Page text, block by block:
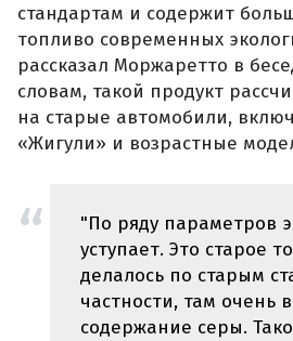
стандартам и содержит
топливо современных
рассказал Моржаретто в
словам, такой продукт
на старые автомобили,
«Жигули» и возрастные
"По ряду параметров
уступает. Это старое
делалось по старым
частности, там очень
содержание серы.